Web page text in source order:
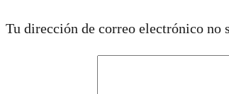
Tu dirección de correo electrónico no